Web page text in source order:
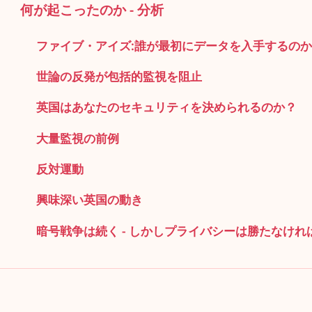
何が起こったのか - 分析
ファイブ・アイズ:誰が最初にデータを入手するの
世論の反発が包括的監視を阻止
英国はあなたのセキュリティを決められるのか？
大量監視の前例
反対運動
興味深い英国の動き
暗号戦争は続く - しかしプライバシーは勝たなけれ